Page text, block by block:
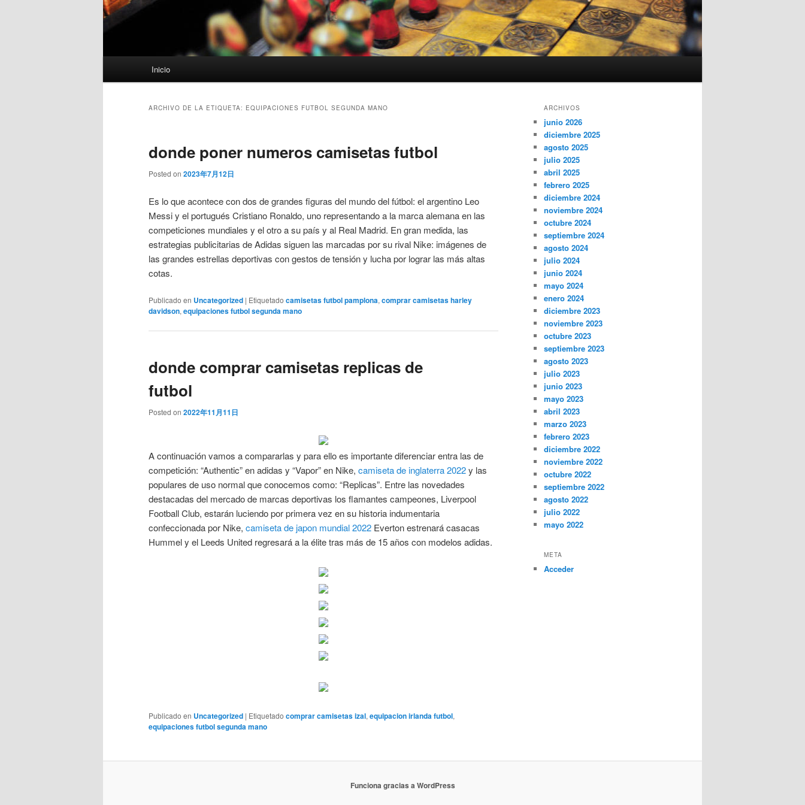
Inicio
ARCHIVO DE LA ETIQUETA: EQUIPACIONES FUTBOL SEGUNDA MANO
donde poner numeros camisetas futbol
Posted on 2023年7月12日
Es lo que acontece con dos de grandes figuras del mundo del fútbol: el argentino Leo
Messi y el portugués Cristiano Ronaldo, uno representando a la marca alemana en las
competiciones mundiales y el otro a su país y al Real Madrid. En gran medida, las
estrategias publicitarias de Adidas siguen las marcadas por su rival Nike: imágenes de
las grandes estrellas deportivas con gestos de tensión y lucha por lograr las más altas
cotas.
Publicado en Uncategorized | Etiquetado camisetas futbol pamplona, comprar camisetas harley
davidson, equipaciones futbol segunda mano
donde comprar camisetas replicas de
futbol
Posted on 2022年11月11日
A continuación vamos a compararlas y para ello es importante diferenciar entra las de
competición: “Authentic” en adidas y “Vapor” en Nike, camiseta de inglaterra 2022y las
populares de uso normal que conocemos como: “Replicas”. Entre las novedades
destacadas del mercado de marcas deportivas los flamantes campeones, Liverpool
Football Club, estarán luciendo por primera vez en su historia indumentaria
confeccionada por Nike, camiseta de japon mundial 2022 Everton estrenará casacas
Hummel y el Leeds United regresará a la élite tras más de 15 años con modelos adidas.
Publicado en Uncategorized | Etiquetado comprar camisetas izal, equipacion irlanda futbol,
equipaciones futbol segunda mano
ARCHIVOS
junio 2026
diciembre 2025
agosto 2025
julio 2025
abril 2025
febrero 2025
diciembre 2024
noviembre 2024
octubre 2024
septiembre 2024
agosto 2024
julio 2024
junio 2024
mayo 2024
enero 2024
diciembre 2023
noviembre 2023
octubre 2023
septiembre 2023
agosto 2023
julio 2023
junio 2023
mayo 2023
abril 2023
marzo 2023
febrero 2023
diciembre 2022
noviembre 2022
octubre 2022
septiembre 2022
agosto 2022
julio 2022
mayo 2022
META
Acceder
Funciona gracias a WordPress